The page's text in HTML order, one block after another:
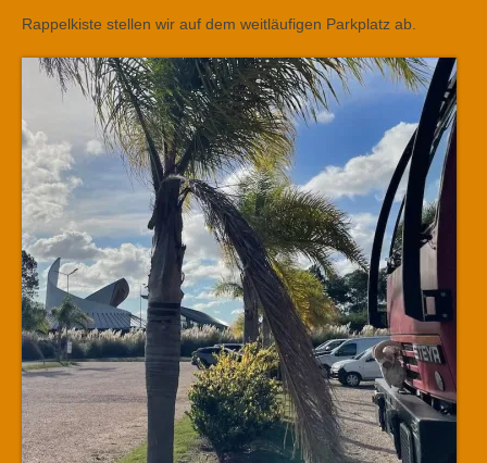
Rappelkiste stellen wir auf dem weitläufigen Parkplatz ab.